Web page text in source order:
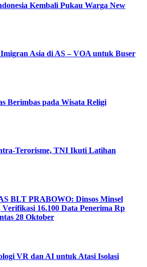
Kembali Pukau Warga New
Asia di AS – VOA untuk Buser
Berimbas pada Wisata Religi
Terorisme, TNI Ikuti Latihan
BLT PRABOWO: Dinsos Minsel
16.100 Data Penerima Rp
28 Oktober
VR dan AI untuk Atasi Isolasi